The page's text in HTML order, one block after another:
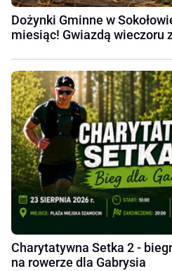
Dożynki Gminne w
miesiąc! Gwiazdą wieczoru
Charytatywna Setka 2 -
na rowerze dla Gabrysia